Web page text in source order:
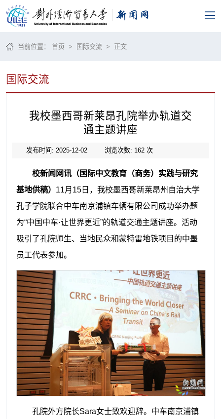
当前位置：首页 > 国际交流 > 正文
国际交流
我校墨西哥新莱昂孔院举办轨道交
通主题讲座
发布时间: 2025-12-02 浏览次数: 162次
校新闻网讯（国际中文教育（商务）实践与研究
基地供稿） 11月15日，我校墨西哥新莱昂州自治大学
孔子学院联合中车南京浦镇车辆有限公司成功举办题
为“中国中车·让世界更近”的轨道交通主题讲座。活动
吸引了孔院师生、当地民众和蒙特雷地铁项目的中墨
员工代表参加。
孔院外方院长Sara女士致欢迎辞。中车南京浦镇